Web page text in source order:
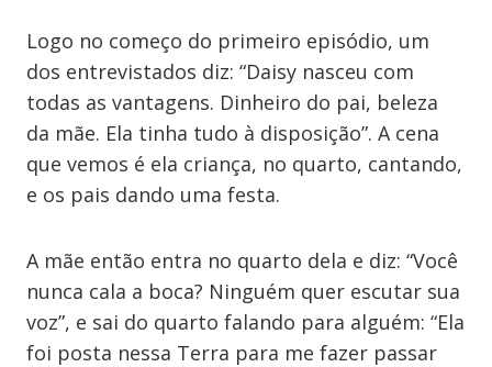
Logo no começo do primeiro episódio, um
dos entrevistados diz: “Daisy nasceu com
todas as vantagens. Dinheiro do pai, beleza
da mãe. Ela tinha tudo à disposição”. A cena
que vemos é ela criança, no quarto, cantando,
e os pais dando uma festa.
A mãe então entra no quarto dela e diz: “Você
nunca cala a boca? Ninguém quer escutar sua
voz”, e sai do quarto falando para alguém: “Ela
foi posta nessa Terra para me fazer passar